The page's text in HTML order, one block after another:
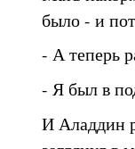
было - и
- А теперь
- Я был в
И Аладдин